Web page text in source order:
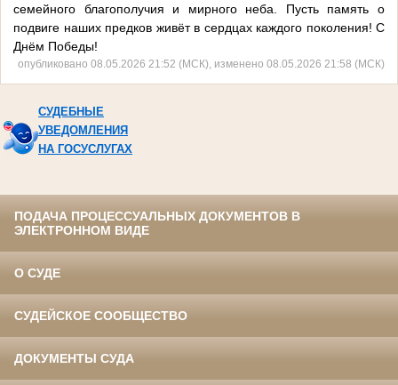
семейного благополучия и мирного неба. Пусть память о
подвиге наших предков живёт в сердцах каждого поколения! С
Днём Победы!
опубликовано 08.05.2026 21:52 (МСК), изменено 08.05.2026 21:58 (МСК)
СУДЕБНЫЕ
УВЕДОМЛЕНИЯ
НА ГОСУСЛУГАХ
ПОДАЧА ПРОЦЕССУАЛЬНЫХ ДОКУМЕНТОВ В
ЭЛЕКТРОННОМ ВИДЕ
О СУДЕ
СУДЕЙСКОЕ СООБЩЕСТВО
ДОКУМЕНТЫ СУДА